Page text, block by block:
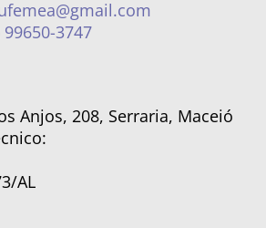
99650-3747
Anjos, 208, Serraria, Maceió
AL